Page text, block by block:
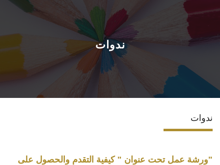
عن الكلية
القطاعات
الاقسام
المراكز والوحدات
ندوات
ندوات
"ورشة عمل تحت عنوان " كيفية التقدم والحصول على